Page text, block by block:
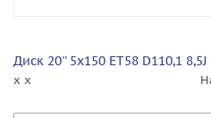
Диск 20'' 5x150 ET58 D110,1
x x